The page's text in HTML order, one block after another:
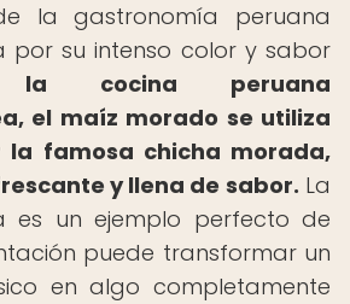
la gastronomía peruana
por su intenso color y sabor
la cocina peruana
el maíz morado se utiliza
famosa chicha morada,
y llena de sabor. La
es un ejemplo perfecto de
puede transformar un
en algo completamente